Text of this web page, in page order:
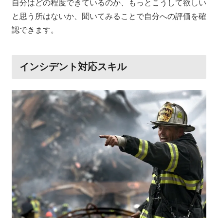
自分はどの程度できているのか、もっとこうして欲しい
と思う所はないか、聞いてみることで自分への評価を確
認できます。
インシデント対応スキル